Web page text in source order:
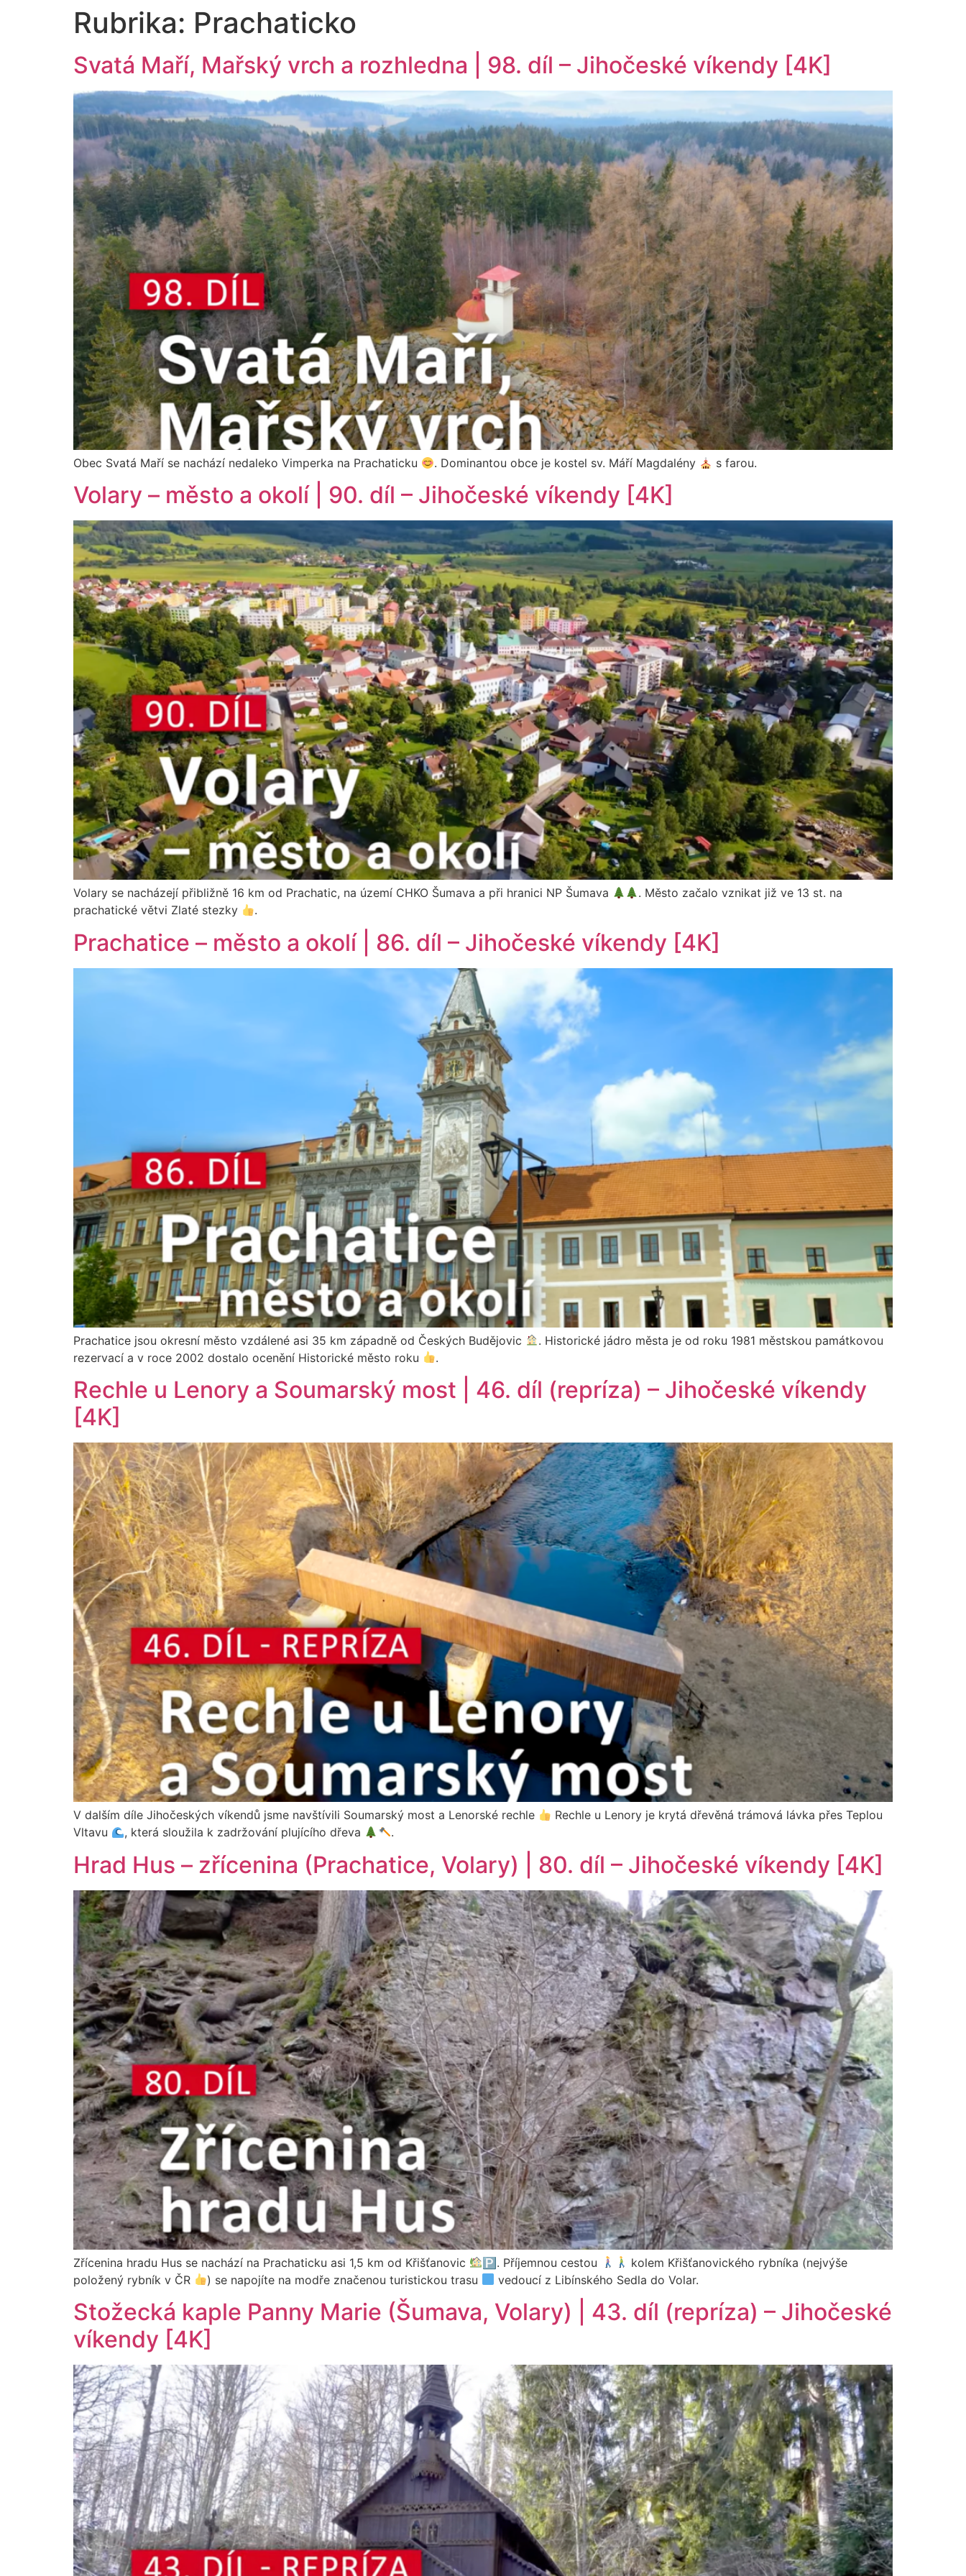
Rubrika: Prachaticko
Svatá Maří, Mařský vrch a rozhledna | 98. díl – Jihočeské víkendy [4K]
Obec Svatá Maří se nachází nedaleko Vimperka na Prachaticku . Dominantou obce je kostel sv. Máří Magdalény s farou.
Volary – město a okolí | 90. díl – Jihočeské víkendy [4K]
Volary se nacházejí přibližně 16 km od Prachatic, na území CHKO Šumava a při hranici NP Šumava
. Město začalo vznikat již ve 13 st. na
prachatické větvi Zlaté stezky
.
Prachatice – město a okolí | 86. díl – Jihočeské víkendy [4K]
Prachatice jsou okresní město vzdálené asi 35 km západně od Českých Budějovic
. Historické jádro města je od roku 1981 městskou památkovou
rezervací a v roce 2002 dostalo ocenění Historické město roku
.
Rechle u Lenory a Soumarský most | 46. díl (repríza) – Jihočeské víkendy
[4K]
V dalším díle Jihočeských víkendů jsme navštívili Soumarský most a Lenorské rechle
Rechle u Lenory je krytá dřevěná trámová lávka přes Teplou
Vltavu
, která sloužila k zadržování plujícího dřeva .
Hrad Hus – zřícenina (Prachatice, Volary) | 80. díl – Jihočeské víkendy [4K]
Zřícenina hradu Hus se nachází na Prachaticku asi 1,5 km od Křišťanovic 🅿. Příjemnou cestou
kolem Křišťanovického rybníka (nejvýše
položený rybník v ČR
) se napojíte na modře značenou turistickou trasu vedoucí z Libínského Sedla do Volar.
Stožecká kaple Panny Marie (Šumava, Volary) | 43. díl (repríza) – Jihočeské
víkendy [4K]